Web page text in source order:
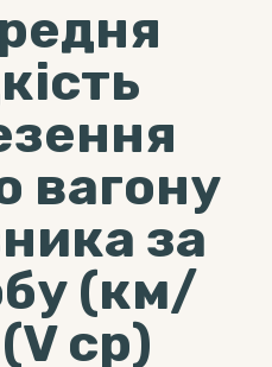
вагону
за
(км/
ср)